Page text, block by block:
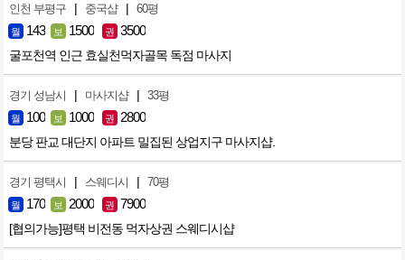
인천 부평구 | 중국샵 | 60평
월 143 보 1500 권 3500
굴포천역 인근 효실천먹자골목 독점 마사지
경기 성남시 | 마사지샵 | 33평
월 100 보 1000 권 2800
분당 판교 대단지 아파트 밀집된 상업지구 마사지샵.
경기 평택시 | 스웨디시 | 70평
월 170 보 2000 권 7900
[협의가능]평택 비전동 먹자상권 스웨디시샵